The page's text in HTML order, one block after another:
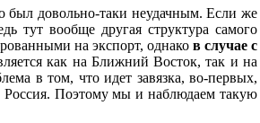
был довольно-таки неудачным. Если же
тут вообще другая структура самого
на экспорт, однако в случае с
как на Ближний Восток, так и на
в том, что идет завязка, во-первых,
Россия. Поэтому мы и наблюдаем такую